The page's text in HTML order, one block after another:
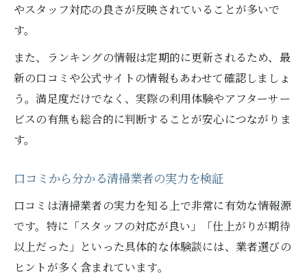
やスタッフ対応の良さが反映されていることが多いで
す。
また、ランキングの情報は定期的に更新されるため、最
新の口コミや公式サイトの情報もあわせて確認しましょ
う。満足度だけでなく、実際の利用体験やアフターサー
ビスの有無も総合的に判断することが安心につながりま
す。
口コミから分かる清掃業者の実力を検証
口コミは清掃業者の実力を知る上で非常に有効な情報源
です。特に「スタッフの対応が良い」「仕上がりが期待
以上だった」といった具体的な体験談には、業者選びの
ヒントが多く含まれています。